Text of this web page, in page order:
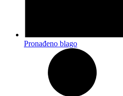
Pronađeno blago